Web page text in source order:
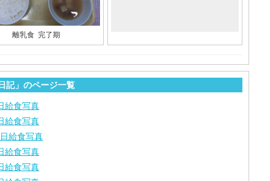
離乳食 完了期
記」のページ一覧
給食写真
給食写真
給食写真
給食写真
給食写真